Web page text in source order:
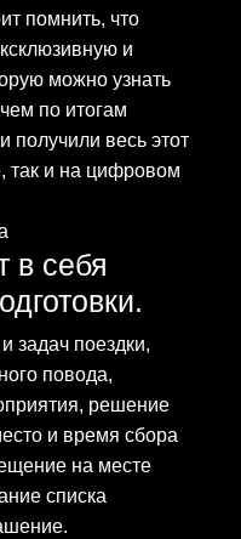
помнить, что
и
можно узнать
по итогам
получили весь этот
так и на цифровом
в себя
задач поездки,
повода,
решение
и время сбора
на месте
списка